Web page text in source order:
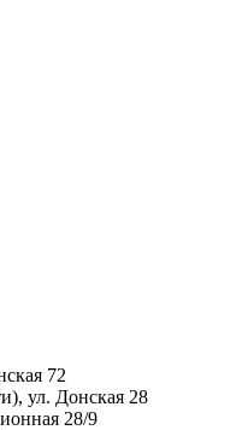
72
ул. Донская 28
28/9